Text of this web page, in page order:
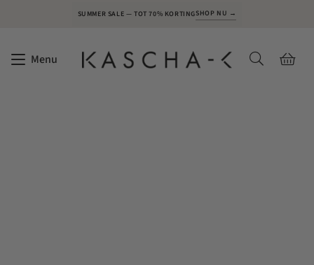
SUMMER SALE — TOT 70% KORTINGSHOP NU →
Menu